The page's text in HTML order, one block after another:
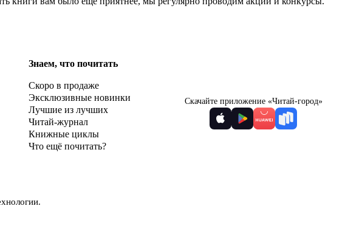
Знаем, что почитать
Скоро в продаже
Эксклюзивные новинки
Лучшие из лучших
Читай-журнал
Книжные циклы
Что ещё почитать?
.
Скачайте приложение «Читай-город»